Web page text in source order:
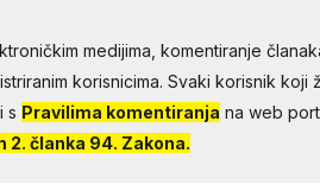
medijima, komentiranje
korisnicima. Svaki korisnik koji
s Pravilima komentiranja na web
članka 94. Zakona.